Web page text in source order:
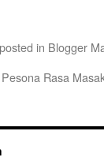
in Blogger
Rasa